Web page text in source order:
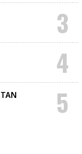
3
4
5